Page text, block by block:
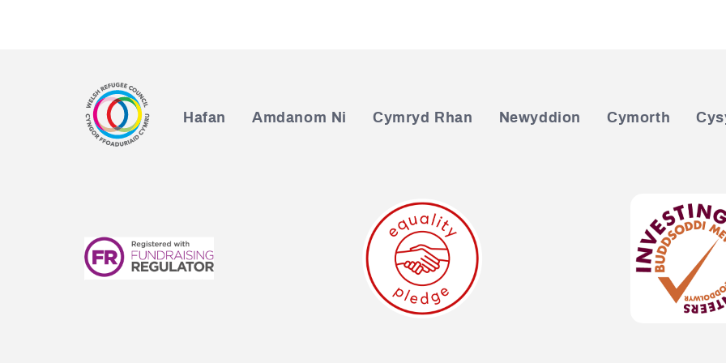
Hafan Amdanom Ni Cymryd Rhan Newyddion Cymorth